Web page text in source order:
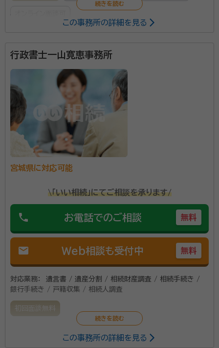
佐藤 正昭
行政書士
事務所口コミ（抜粋）：
account_circle 満足度 5.0
ご利用時期：2026/6
面談の感想
近所で親身になって相談にのってくれました。又、分かりやすく説明して
いただきました
契約後の感想
ムーズに進みました
当事務所は、相続か、遺言か、贈与か、相談者の身上を
的確に把握し、ご納得できるまで懇切丁寧にご説明申し
上げ、安心して相続手続が完了できるように努めます。
この事務所の詳細を見る
行政書士一山寛恵事務所
宮城県に対応可能
\「いい相続」にてご相談を承ります/
phone お電話でのご相談 無料
mail Web相談も受付中 無料
対応業務：
遺言書 / 遺産分割 / 相続財産調査 / 相続手続き /
銀行手続き / 戸籍収集 / 相続人調査
初回面談無料
この事務所の詳細を見る